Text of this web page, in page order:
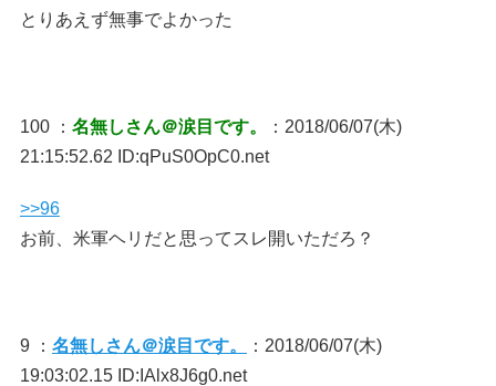
とりあえず無事でよかった
100 ： 名無しさん＠涙目です。
：2018/06/07(木)
21:15:52.62 ID:qPuS0OpC0.net
>>96
お前、米軍ヘリだと思ってスレ開いただろ？
9 ： 名無しさん＠涙目です。
：2018/06/07(木)
19:03:02.15 ID:IAlx8J6g0.net